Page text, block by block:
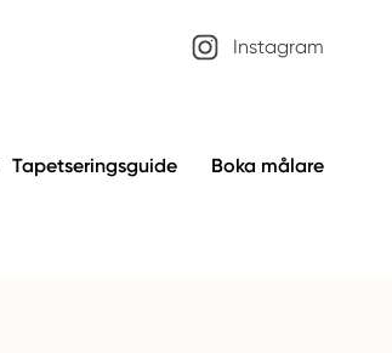
Instagram
Tapetseringsguide Boka målare